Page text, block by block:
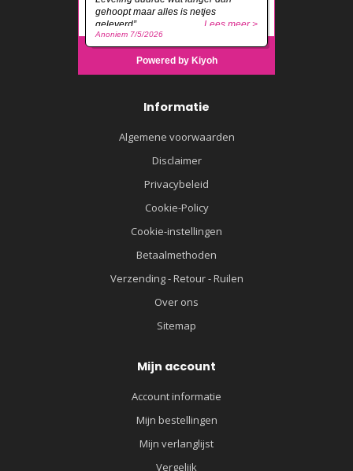
Informatie
Algemene voorwaarden
Disclaimer
Privacybeleid
Cookie-Policy
Cookie-instellingen
Betaalmethoden
Verzending - Retour - Ruilen
Over ons
Sitemap
Mijn account
Account informatie
Mijn bestellingen
Mijn verlanglijst
Vergelijk